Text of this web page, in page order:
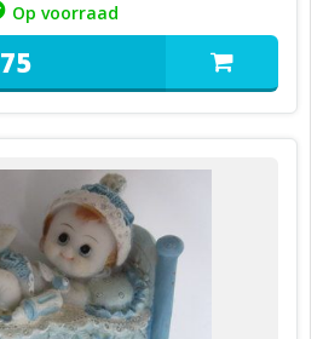
Op voorraad
75